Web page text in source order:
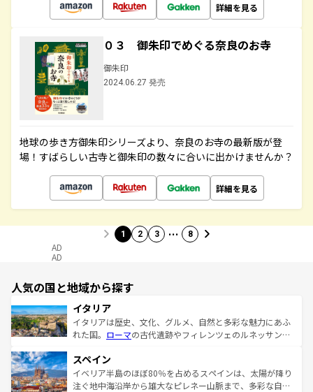
詳細を見る
０３ 御朱印でめぐる奈良のお寺
御朱印
2024.06.27 発売
地球の歩き方御朱印シリーズより、奈良のお寺の最新版が登
場！すばらしい古寺と御朱印の数々に合いに出かけませんか？
詳細を見る
1 2 3 … 8
AD
AD
人気の国と地域から探す
イタリア
イタリアは歴史、文化、グルメ、自然と多彩な魅力にあふ
れた国。 ローマの古代遺跡やフィレンツェのルネッサンス
ろん、トスカーナの美しい田園風景やアマルフィ海岸の絶
景など、自然景観も見逃せない。観光の合間には、本場の
ピザやパスタなど、絶品のイタリア料理を堪能することも
スペイン
イベリア半島のほぼ80％を占めるスペインは、太陽が降り
注ぐ地中海沿岸から雄大なピレネー山脈まで、多彩な自然